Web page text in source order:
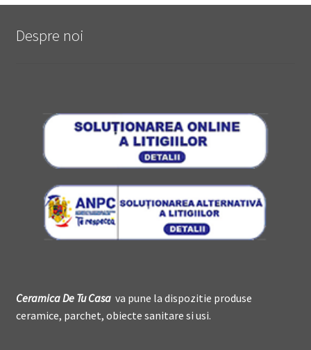
Despre noi
Ceramica DeTu Casava pune la dispozitie produse
ceramice, parchet, obiecte sanitare si usi.